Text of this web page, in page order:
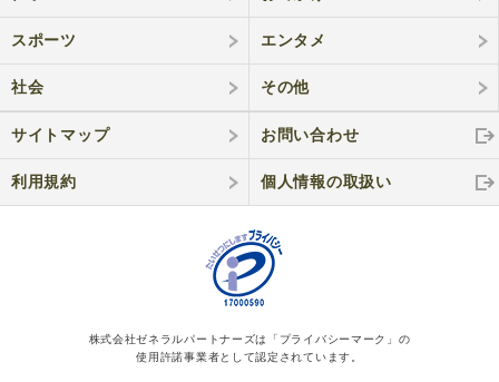
スポーツ エンタメ
社会 その他
サイトマップ お問い合わせ
利用規約 個人情報の取扱い
株式会社ゼネラルパートナーズは「プライバシーマーク」の
使用許諾事業者として認定されています。